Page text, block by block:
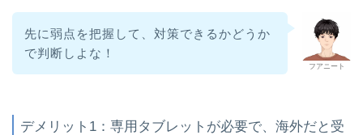
フアニート
先に弱点を把握して、対策できるかどうか
で判断しよな！
デメリット1：専用タブレットが必要で、海外だと受